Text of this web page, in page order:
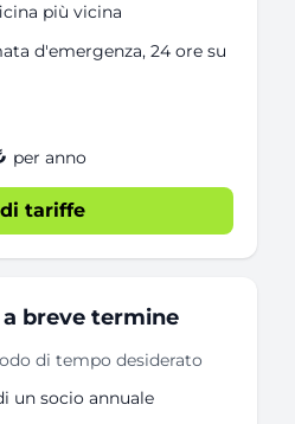
più vicina
d'emergenza, 24 ore su
per anno
tariffe
breve termine
di tempo desiderato
un socio annuale